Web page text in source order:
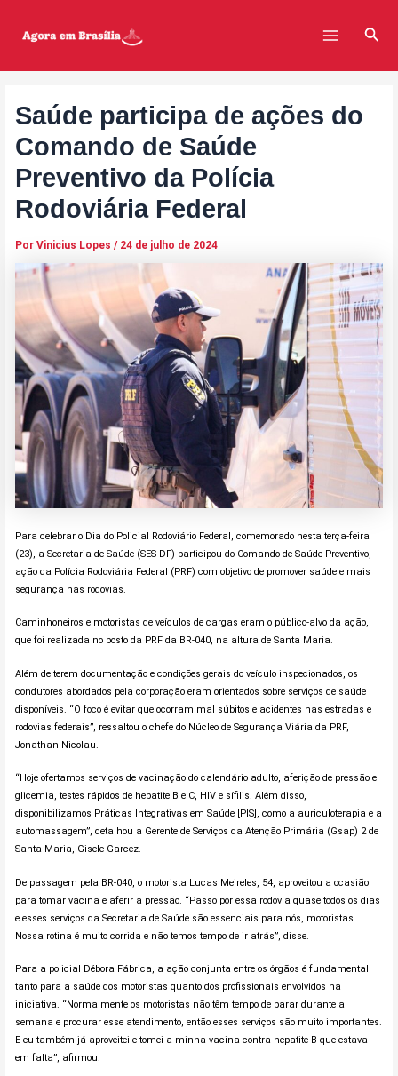
Menu
Saúde participa de ações do
Comando de Saúde
Preventivo da Polícia
Rodoviária Federal
Por Vinicius Lopes / 24 de julho de 2024
Para celebrar o Dia do Policial Rodoviário Federal, comemorado nesta terça-feira
(23), a Secretaria de Saúde (SES-DF) participou do Comando de Saúde Preventivo,
ação da Polícia Rodoviária Federal (PRF) com objetivo de promover saúde e mais
segurança nas rodovias.
Caminhoneiros e motoristas de veículos de cargas eram o público-alvo da ação,
que foi realizada no posto da PRF da BR-040, na altura de Santa Maria.
Além de terem documentação e condições gerais do veículo inspecionados, os
condutores abordados pela corporação eram orientados sobre serviços de saúde
disponíveis. “O foco é evitar que ocorram mal súbitos e acidentes nas estradas e
rodovias federais”, ressaltou o chefe do Núcleo de Segurança Viária da PRF,
Jonathan Nicolau.
“Hoje ofertamos serviços de vacinação do calendário adulto, aferição de pressão e
glicemia, testes rápidos de hepatite B e C, HIV e sífilis. Além disso,
disponibilizamos Práticas Integrativas em Saúde [PIS], como a auriculoterapia e a
automassagem”, detalhou a Gerente de Serviços da Atenção Primária (Gsap) 2 de
Santa Maria, Gisele Garcez.
De passagem pela BR-040, o motorista Lucas Meireles, 54, aproveitou a ocasião
para tomar vacina e aferir a pressão. “Passo por essa rodovia quase todos os dias
e esses serviços da Secretaria de Saúde são essenciais para nós, motoristas.
Nossa rotina é muito corrida e não temos tempo de ir atrás”, disse.
Para a policial Débora Fábrica, a ação conjunta entre os órgãos é fundamental
tanto para a saúde dos motoristas quanto dos profissionais envolvidos na
iniciativa. “Normalmente os motoristas não têm tempo de parar durante a
semana e procurar esse atendimento, então esses serviços são muito importantes.
E eu também já aproveitei e tomei a minha vacina contra hepatite B que estava
em falta”, afirmou.